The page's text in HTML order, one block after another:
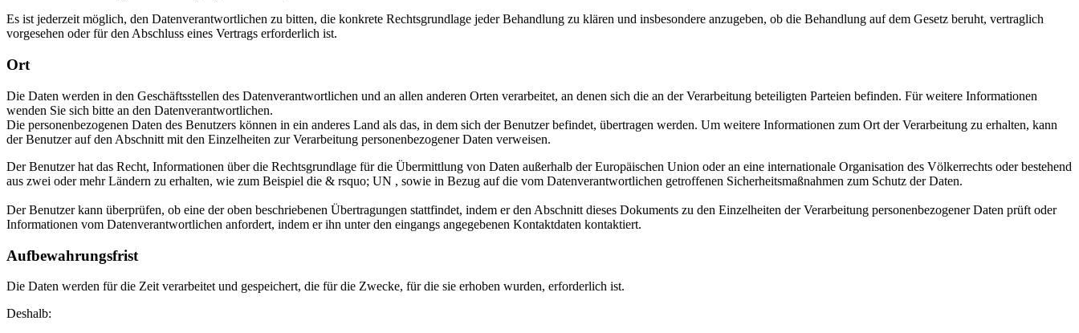
Es ist jederzeit möglich, den Datenverantwortlichen zu bitten, die konkrete Rechtsgrundlage jeder Behandlung zu klären und insbesondere anzugeben, ob die Behandlung auf dem Gesetz beruht, vertraglich
vorgesehen oder für den Abschluss eines Vertrags erforderlich ist.
Ort
Die Daten werden in den Geschäftsstellen des Datenverantwortlichen und an allen anderen Orten verarbeitet, an denen sich die an der Verarbeitung beteiligten Parteien befinden. Für weitere Informationen
wenden Sie sich bitte an den Datenverantwortlichen.
Die personenbezogenen Daten des Benutzers können in ein anderes Land als das, in dem sich der Benutzer befindet, übertragen werden. Um weitere Informationen zum Ort der Verarbeitung zu erhalten, kann
der Benutzer auf den Abschnitt mit den Einzelheiten zur Verarbeitung personenbezogener Daten verweisen.
Der Benutzer hat das Recht, Informationen über die Rechtsgrundlage für die Übermittlung von Daten außerhalb der Europäischen Union oder an eine internationale Organisation des Völkerrechts oder bestehend
aus zwei oder mehr Ländern zu erhalten, wie zum Beispiel die & rsquo; UN , sowie in Bezug auf die vom Datenverantwortlichen getroffenen Sicherheitsmaßnahmen zum Schutz der Daten.
Der Benutzer kann überprüfen, ob eine der oben beschriebenen Übertragungen stattfindet, indem er den Abschnitt dieses Dokuments zu den Einzelheiten der Verarbeitung personenbezogener Daten prüft oder
Informationen vom Datenverantwortlichen anfordert, indem er ihn unter den eingangs angegebenen Kontaktdaten kontaktiert.
Aufbewahrungsfrist
Die Daten werden für die Zeit verarbeitet und gespeichert, die für die Zwecke, für die sie erhoben wurden, erforderlich ist.
Deshalb: